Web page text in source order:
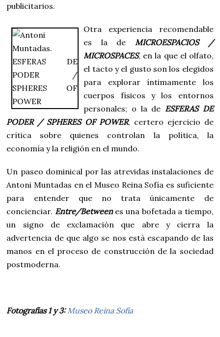
publicitarios.
Otra experiencia recomendable
es la de MICROESPACIOS /
MICROSPACES, en la que el olfato,
el tacto y el gusto son los elegidos
para explorar íntimamente los
cuerpos físicos y los entornos
personales; o la de ESFERAS DE
PODER / SPHERES OF POWER, certero ejercicio de
crítica sobre quienes controlan la política, la
economía y la religión en el mundo.
Un paseo dominical por las atrevidas instalaciones de
Antoni Muntadas en el Museo Reina Sofía es suficiente
para entender que no trata únicamente de
concienciar. Entre/Betweenes una bofetada a tiempo,
un signo de exclamación que abre y cierra la
advertencia de que algo se nos está escapando de las
manos en el proceso de construcción de la sociedad
postmoderna.
Fotografías 1 y 3: Museo Reina Sofía